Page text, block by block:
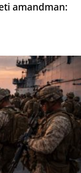
amandman: